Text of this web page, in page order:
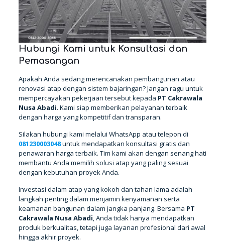
Hubungi Kami untuk Konsultasi dan
Pemasangan
Apakah Anda sedang merencanakan pembangunan atau
renovasi atap dengan sistem bajaringan? Jangan ragu untuk
mempercayakan pekerjaan tersebut kepada PT Cakrawala
Nusa Abadi. Kami siap memberikan pelayanan terbaik
dengan harga yang kompetitif dan transparan.
Silakan hubungi kami melalui WhatsApp atau telepon di
081230003048untuk mendapatkan konsultasi gratis dan
penawaran harga terbaik. Tim kami akan dengan senang hati
membantu Anda memilih solusi atap yang paling sesuai
dengan kebutuhan proyek Anda.
Investasi dalam atap yang kokoh dan tahan lama adalah
langkah penting dalam menjamin kenyamanan serta
keamanan bangunan dalam jangka panjang. Bersama PT
Cakrawala Nusa Abadi, Anda tidak hanya mendapatkan
produk berkualitas, tetapi juga layanan profesional dari awal
hingga akhir proyek.